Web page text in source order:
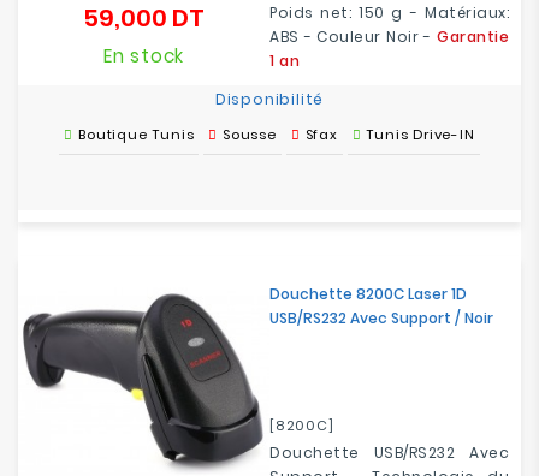
Poids net: 150 g - Matériaux:
ABS - Couleur Noir - Garantie
1 an
59,000 DT
En stock
Disponibilité
Boutique Tunis Sousse Sfax Tunis Drive-IN
Douchette 8200C Laser 1D
USB/RS232 Avec Support / Noir
[8200C]
Douchette USB/RS232 Avec